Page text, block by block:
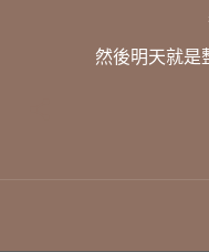
然後明天就是